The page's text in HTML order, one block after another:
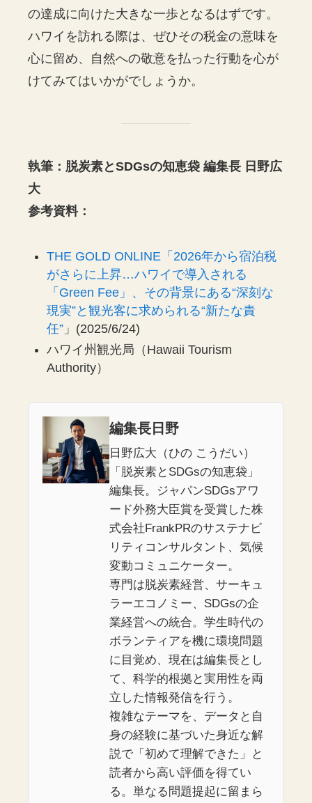
の達成に向けた大きな一歩となるはずです。
ハワイを訪れる際は、ぜひその税金の意味を
心に留め、自然への敬意を払った行動を心が
けてみてはいかがでしょうか。
執筆：脱炭素とSDGsの知恵袋 編集長 日野広
大
参考資料：
THE GOLD ONLINE「2026年から宿泊税
がさらに上昇…ハワイで導入される
「Green Fee」、その背景にある“深刻な
現実”と観光客に求められる“新たな責
任” 」(2025/6/24)
ハワイ州観光局（Hawaii Tourism
Authority）
編集長日野
日野広大（ひの こうだい）
「脱炭素とSDGsの知恵袋」
編集長。ジャパンSDGsアワ
ード外務大臣賞を受賞した株
式会社FrankPRのサステナビ
リティコンサルタント、気候
変動コミュニケーター。
専門は脱炭素経営、サーキュ
ラーエコノミー、SDGsの企
業経営への統合。学生時代の
ボランティアを機に環境問題
に目覚め、現在は編集長とし
て、科学的根拠と実用性を両
立した情報発信を行う。
複雑なテーマを、データと自
身の経験に基づいた身近な解
説で「初めて理解できた」と
読者から高い評価を得てい
る。単なる問題提起に留まら